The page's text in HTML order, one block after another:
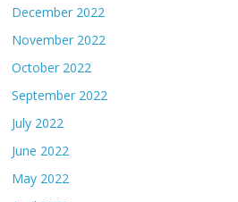
December 2022
November 2022
October 2022
September 2022
July 2022
June 2022
May 2022